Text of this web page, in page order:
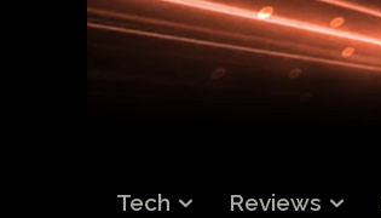
Tech Reviews